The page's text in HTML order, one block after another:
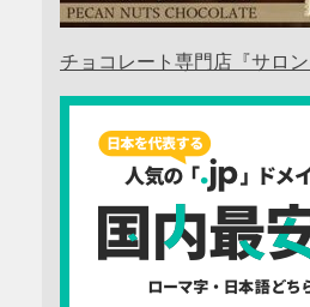
チョコレート専門店『サロン